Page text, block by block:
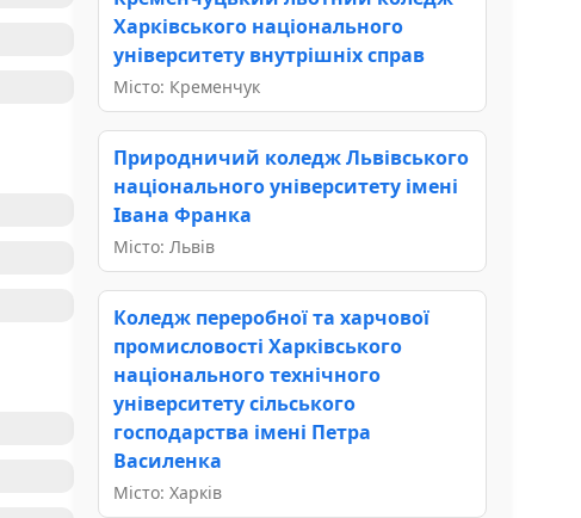
Харківського національного
університету внутрішніх справ
Місто: Кременчук
Природничий коледж Львівського
національного університету імені
Івана Франка
Місто: Львів
Коледж переробної та харчової
промисловості Харківського
національного технічного
університету сільського
господарства імені Петра
Василенка
Місто: Харків